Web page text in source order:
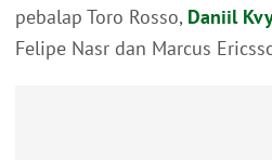
pebalap Toro Rosso, Daniil
Felipe Nasr dan Marcus